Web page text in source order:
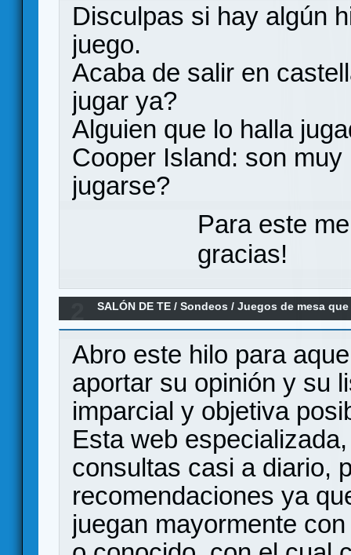
Disculpas si hay algún
juego.
Acaba de salir en
jugar ya?
Alguien que lo halla
Cooper Island: son
jugarse?
Para este
gracias!
SALÓN DE TE /Sondeos /Juegos de mesa
jugadores, siendo diseños para más
Abro este hilo para
aportar su opinión y su
imparcial y objetiva
Esta web
consultas casi a diario,
recomendaciones ya
juegan mayormente